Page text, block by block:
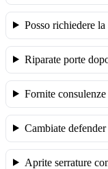
Posso richiedere
Riparate porte
Fornite
Cambiate
Aprite serrature